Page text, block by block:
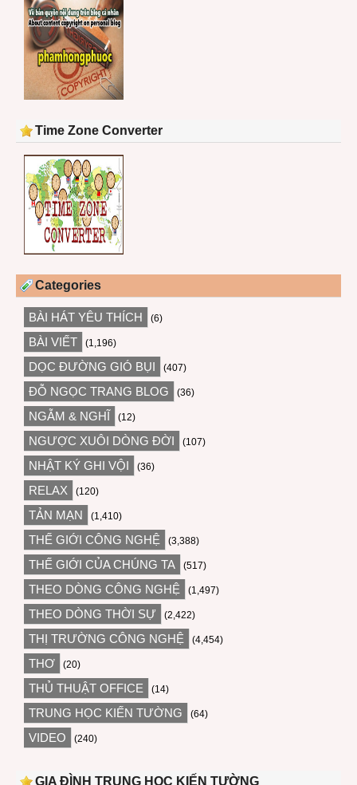
Time Zone Converter
Categories
BÀI HÁT YÊU THÍCH (6)
BÀI VIẾT (1,196)
DỌC ĐƯỜNG GIÓ BỤI (407)
ĐỖ NGỌC TRANG BLOG (36)
NGẪM & NGHĨ (12)
NGƯỢC XUÔI DÒNG ĐỜI (107)
NHẬT KÝ GHI VỘI (36)
RELAX (120)
TẢN MẠN (1,410)
THẾ GIỚI CÔNG NGHỆ (3,388)
THẾ GIỚI CỦA CHÚNG TA (517)
THEO DÒNG CÔNG NGHỆ (1,497)
THEO DÒNG THỜI SỰ (2,422)
THỊ TRƯỜNG CÔNG NGHỆ (4,454)
THƠ (20)
THỦ THUẬT OFFICE (14)
TRUNG HỌC KIẾN TƯỜNG (64)
VIDEO (240)
GIA ĐÌNH TRUNG HỌC KIẾN TƯỜNG